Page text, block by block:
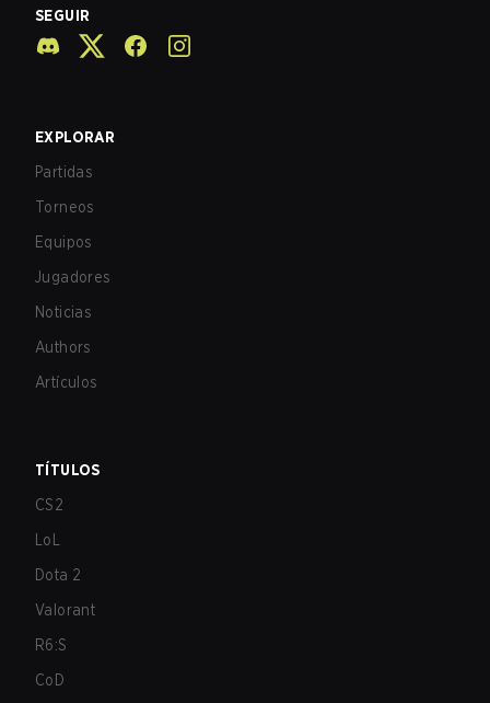
SEGUIR
EXPLORAR
Partidas
Torneos
Equipos
Jugadores
Noticias
Authors
Artículos
TÍTULOS
CS2
LoL
Dota 2
Valorant
R6:S
CoD